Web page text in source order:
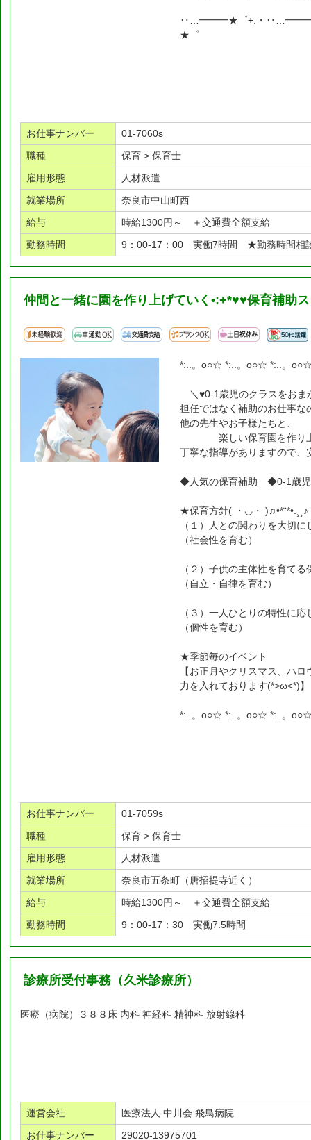
‥…━━━★゜+.・
★゜
お仕事ナンバー
01-7060s
職種
保育 > 保育士
雇用形態
人材派遣
就業場所
奈良市中山町西
給与
時給1300円～ ＋交通費全額支給
勤務時間
9：00-17：00 実働7時間 ★勤務時間相
仲間と一緒に園を作り上げていく•:+*♥♥保育補助
*:..。o○☆ *:..。o○☆ *:..。
＼♥0-1歳児のクラスをおま
担任ではなく補助のお仕事
他の先生やお子様たちと、
楽しい保育園を作り上
丁寧な指導がありますので
◆人気の保育補助 ◆0-1歳
★保育方針( ・◡・ )♫•*¨*•.¸¸♪
（１）人との関わりを大切に
（社会性を育む）
（２）子供の主体性を育てる
（自立・自律を育む）
（３）一人ひとりの特性に応
（個性を育む）
★季節毎のイベント
【お正月やクリスマス、ハ
力を入れております(*>ω<*)】
*:..。o○☆ *:..。o○☆ *:..。
お仕事ナンバー
01-7059s
職種
保育 > 保育士
雇用形態
人材派遣
就業場所
奈良市五条町（唐招提寺近く）
給与
時給1300円～ ＋交通費全額支給
勤務時間
9：00-17：30 実働7.5時間
診療所受付事務（久米診療所）
医療（病院）３８８床 内科 神経科 精神科 放射線科
運営会社
医療法人 中川会 飛鳥病院
お仕事ナンバー
29020-13975701